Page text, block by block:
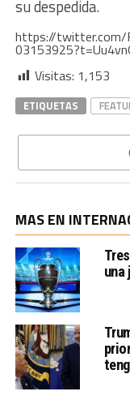
su despedida.
https://twitter.com/
Visitas: 1,153
ETIQUETAS
MAS EN
una